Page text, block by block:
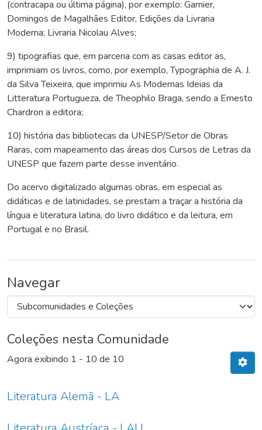
(contracapa ou última página), por exemplo: Garnier,
Domingos de Magalhães Editor, Edições da Livraria
Moderna; Livraria Nicolau Alves;
9) tipografias que, em parceria com as casas editor as,
imprimiam os livros, como, por exemplo, Typographia de A. J.
da Silva Teixeira, que imprimiu As Modernas Ideias da
Litteratura Portugueza, de Theophilo Braga, sendo a Ernesto
Chardron a editora;
10) história das bibliotecas da UNESP/Setor de Obras
Raras, com mapeamento das áreas dos Cursos de Letras da
UNESP que fazem parte desse inventário.
Do acervo digitalizado algumas obras, em especial as
didáticas e de latinidades, se prestam a traçar a história da
língua e literatura latina, do livro didático e da leitura, em
Portugal e no Brasil.
Navegar
Coleções nesta Comunidade
Agora exibindo 1 - 10 de 10
Literatura Alemã - LA